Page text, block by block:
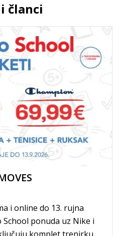
članci
i online do 13. rujna
ponuda uz Nike i